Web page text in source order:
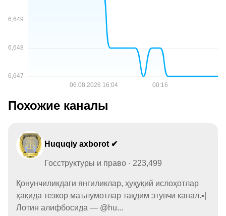
Похожие каналы
Huquqiy axborot ✔
Госструктуры и право · 223,499
Қонунчиликдаги янгиликлар, ҳуқуқий ислоҳотлар
ҳақида тезкор маълумотлар тақдим этувчи канал.▪️|
Лотин алифбосида — @hu...